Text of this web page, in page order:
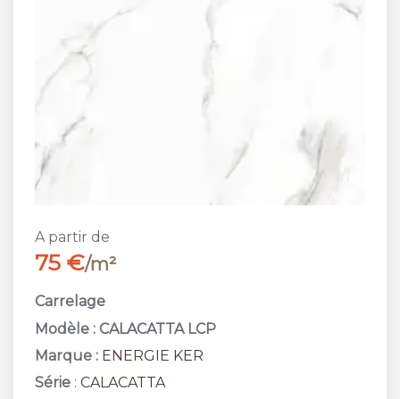
A partir de
75 €/m²
Carrelage
Modèle : CALACATTA LCP
Marque : ENERGIE KER
Série : CALACATTA